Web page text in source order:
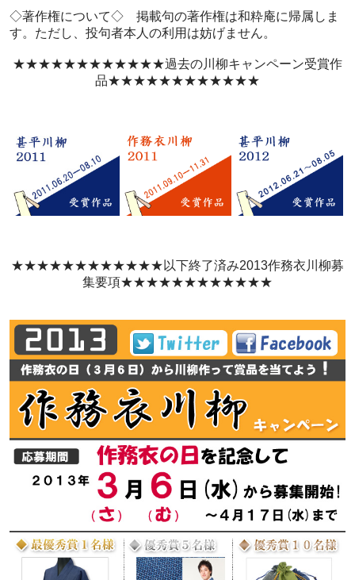
◇著作権について◇ 掲載句の著作権は和粋庵に帰属しま
す。ただし、投句者本人の利用は妨げません。
★★★★★★★★★★★★過去の川柳キャンペーン受賞作
品★★★★★★★★★★★★
★★★★★★★★★★★★以下終了済み2013作務衣川柳募
集要項★★★★★★★★★★★★